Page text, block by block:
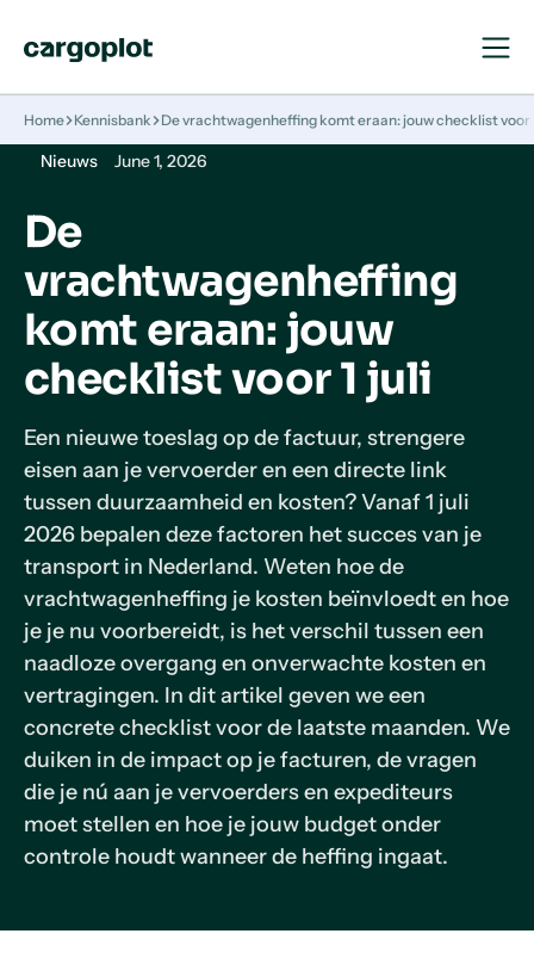
Open
Close
Home Kennisbank De vrachtwagenheffing komt eraan: jouw checklist voor
Nieuws June 1, 2026
De
vrachtwagenheffing
komt eraan: jouw
checklist voor 1 juli
Een nieuwe toeslag op de factuur, strengere
eisen aan je vervoerder en een directe link
tussen duurzaamheid en kosten? Vanaf 1 juli
2026 bepalen deze factoren het succes van je
transport in Nederland. Weten hoe de
vrachtwagenheffing je kosten beïnvloedt en hoe
je je nu voorbereidt, is het verschil tussen een
naadloze overgang en onverwachte kosten en
vertragingen. In dit artikel geven we een
concrete checklist voor de laatste maanden. We
duiken in de impact op je facturen, de vragen
die je nú aan je vervoerders en expediteurs
moet stellen en hoe je jouw budget onder
controle houdt wanneer de heffing ingaat.